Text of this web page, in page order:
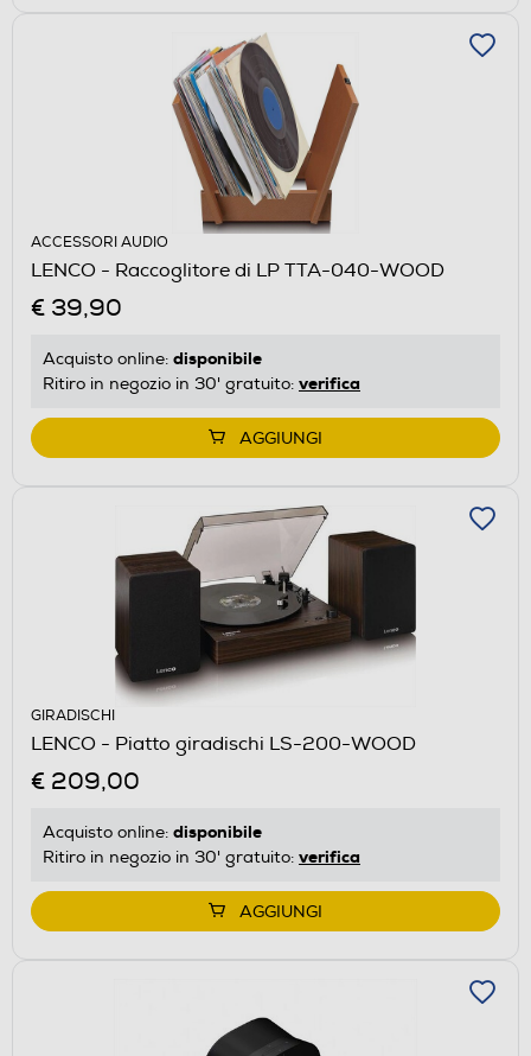
ACCESSORI AUDIO
LENCO - Raccoglitore di LP TTA-040-WOOD
€ 39,90
Acquisto online: disponibile
Ritiro in negozio in 30' gratuito: verifica
AGGIUNGI
GIRADISCHI
LENCO - Piatto giradischi LS-200-WOOD
€ 209,00
Acquisto online: disponibile
Ritiro in negozio in 30' gratuito: verifica
AGGIUNGI